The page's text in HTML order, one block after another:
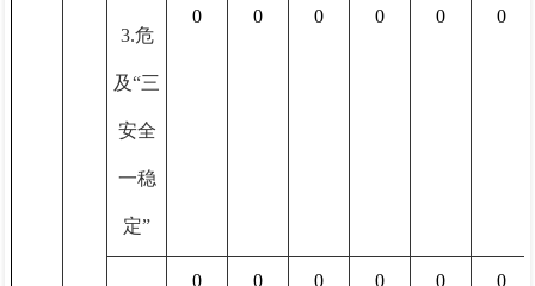
3.危
及“三
安全
一稳
定”
0 0 0 0 0 0
0 0 0 0 0 0